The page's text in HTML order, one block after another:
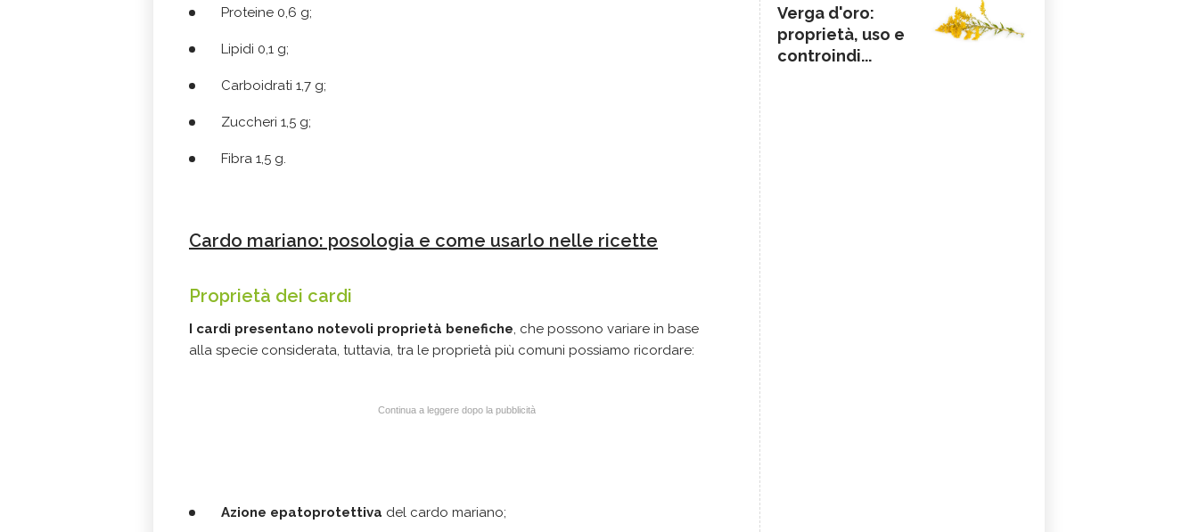
Proteine 0,6 g;
Lipidi 0,1 g;
Carboidrati 1,7 g;
Zuccheri 1,5 g;
Fibra 1,5 g.
Cardo mariano: posologia e come usarlo nelle ricette
Proprietà dei cardi
I cardi presentano notevoli proprietà benefiche, che possono variare in base
alla specie considerata, tuttavia, tra le proprietà più comuni possiamo ricordare:
Continua a leggere dopo la pubblicità
Azione epatoprotettiva del cardo mariano;
Verga d'oro:
proprietà, uso e
controindi...